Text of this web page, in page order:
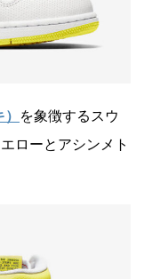
を象徴するスウ
ローとアシンメト